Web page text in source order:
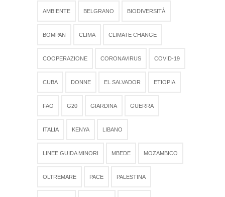
AMBIENTE BELGRANO BIODIVERSITÀ
BOMPAN CLIMA CLIMATE CHANGE
COOPERAZIONE CORONAVIRUS COVID-19
CUBA DONNE EL SALVADOR ETIOPIA
FAO G20 GIARDINA GUERRA
ITALIA KENYA LIBANO
LINEE GUIDA MINORI MBEDE MOZAMBICO
OLTREMARE PACE PALESTINA